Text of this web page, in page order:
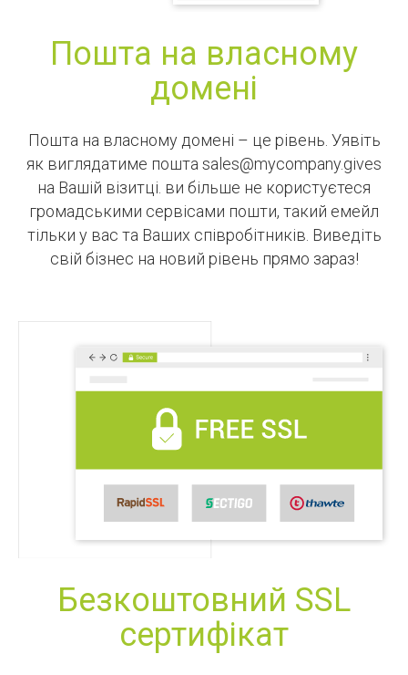
Пошта на власному
домені
Пошта на власному домені – це рівень. Уявіть
як виглядатиме пошта sales@mycompany.gives
на Вашій візитці. ви більше не користуєтеся
громадськими сервісами пошти, такий емейл
тільки у вас та Ваших співробітників. Виведіть
свій бізнес на новий рівень прямо зараз!
Безкоштовний SSL
сертифікат